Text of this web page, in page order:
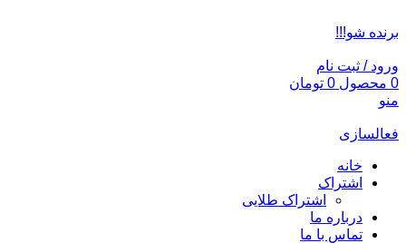
برنده شو!!!
ورود / ثبت نام
0 محصول 0 تومان
منو
فعالسازی
خانه
اشتراک
اشتراک طلایی
درباره ما
تماس با ما